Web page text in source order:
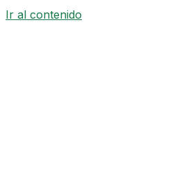
Ir al contenido